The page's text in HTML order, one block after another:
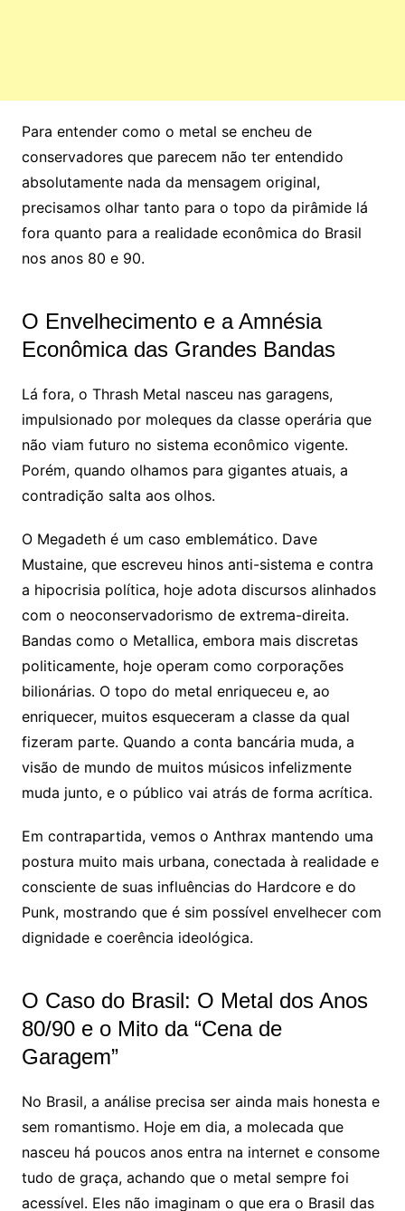
Para entender como o metal se encheu de
conservadores que parecem não ter entendido
absolutamente nada da mensagem original,
precisamos olhar tanto para o topo da pirâmide lá
fora quanto para a realidade econômica do Brasil
nos anos 80 e 90.
O Envelhecimento e a Amnésia
Econômica das Grandes Bandas
Lá fora, o Thrash Metal nasceu nas garagens,
impulsionado por moleques da classe operária que
não viam futuro no sistema econômico vigente.
Porém, quando olhamos para gigantes atuais, a
contradição salta aos olhos.
O Megadeth é um caso emblemático. Dave
Mustaine, que escreveu hinos anti-sistema e contra
a hipocrisia política, hoje adota discursos alinhados
com o neoconservadorismo de extrema-direita.
Bandas como o Metallica, embora mais discretas
politicamente, hoje operam como corporações
bilionárias. O topo do metal enriqueceu e, ao
enriquecer, muitos esqueceram a classe da qual
fizeram parte. Quando a conta bancária muda, a
visão de mundo de muitos músicos infelizmente
muda junto, e o público vai atrás de forma acrítica.
Em contrapartida, vemos o Anthrax mantendo uma
postura muito mais urbana, conectada à realidade e
consciente de suas influências do Hardcore e do
Punk, mostrando que é sim possível envelhecer com
dignidade e coerência ideológica.
O Caso do Brasil: O Metal dos Anos
80/90 e o Mito da “Cena de
Garagem”
No Brasil, a análise precisa ser ainda mais honesta e
sem romantismo. Hoje em dia, a molecada que
nasceu há poucos anos entra na internet e consome
tudo de graça, achando que o metal sempre foi
acessível. Eles não imaginam o que era o Brasil das